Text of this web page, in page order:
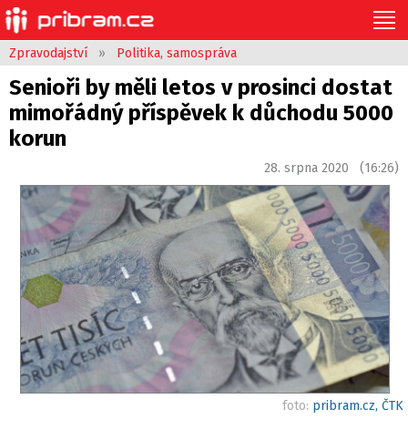
Zpravodajství » Politika, samospráva
Senioři by měli letos v prosinci dostat
mimořádný příspěvek k důchodu 5000
korun
28. srpna 2020 (16:26)
foto: pribram.cz, ČTK